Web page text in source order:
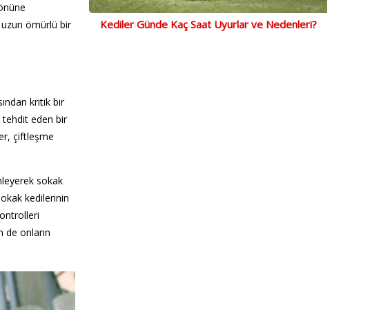
uzun ömürlü bir
kritik bir
tehdit eden bir
çiftleşme
sokak
kedilerinin
de onların
Kediler Günde Kaç Saat Uyurlar ve Nedenleri?